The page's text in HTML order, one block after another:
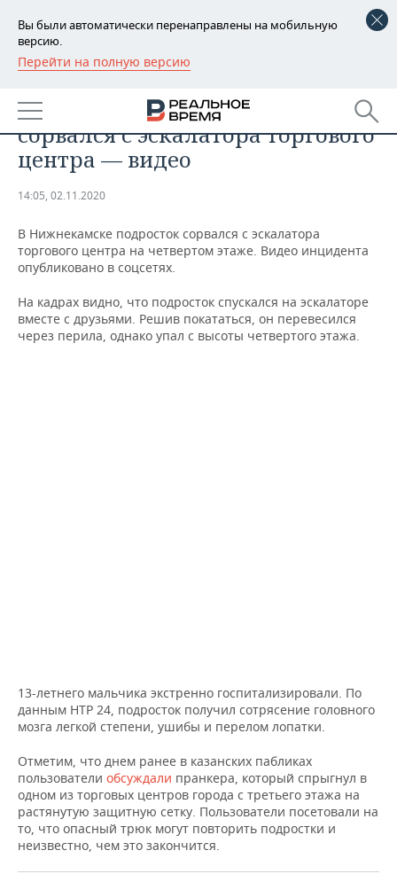
Вы были автоматически перенаправлены на мобильную
версию.
Перейти на полную версию
РЕГИОНЫ
БАШКОРТОСТАН
ТАТАРСТАН
НОВОСТИ
АНАЛИТИКА
ДЕКЛАРАЦИИ О ДОХОДАХ
КОРОЛИ ГОСЗАКАЗА ПФО
ВУЗЫ ТАТАРСТАНА
КОМУ ПРИНАДЛЕЖАТ
НОВОСТИ ЭКОНОМИКИ
ФИНАНСЫ
БАНКИ
БЮДЖЕТ
ПРОМЫШЛЕННОСТЬ
НОВОСТИ
ПРОМЫШЛЕННОСТИ
АГРОПРОМ
НЕДВИЖИМОСТЬ
НОВОСТИ НЕДВИЖИМОСТИ
АВТО
НОВОСТИ АВТО
КИБЕРСПОРТ
ФИГУРНОЕ КАТАНИЕ
ВОДНЫЕ ВИДЫ СПОРТА
ХОККЕЙ С МЯЧОМ
КУЛЬТУРА
МЕДИЦИНА
ОБРАЗОВАНИЕ
ПРОИСШЕСТВИЯ
СПИСОК КОМПАНИЙ
В Нижнекамске подросток
сорвался с эскалатора торгового
центра — видео
14:05, 02.11.2020
В Нижнекамске подросток сорвался с эскалатора
торгового центра на четвертом этаже. Видео инцидента
опубликовано в соцсетях.
На кадрах видно, что подросток спускался на эскалаторе
вместе с друзьями. Решив покататься, он перевесился
через перила, однако упал с высоты четвертого этажа.
13-летнего мальчика экстренно госпитализировали. По
данным НТР 24, подросток получил сотрясение головного
мозга легкой степени, ушибы и перелом лопатки.
Отметим, что днем ранее в казанских пабликах
пользователи обсуждали пранкера, который спрыгнул в
одном из торговых центров города с третьего этажа на
растянутую защитную сетку. Пользователи посетовали на
то, что опасный трюк могут повторить подростки и
неизвестно, чем это закончится.